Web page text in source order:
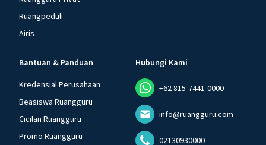
Ruangpeduli
Airis
Bantuan & Panduan
Kredensial Perusahaan
Beasiswa Ruangguru
Cicilan Ruangguru
Promo Ruangguru
Hubungi Kami
+62 815-7441-0000
info@ruangguru.com
02130930000